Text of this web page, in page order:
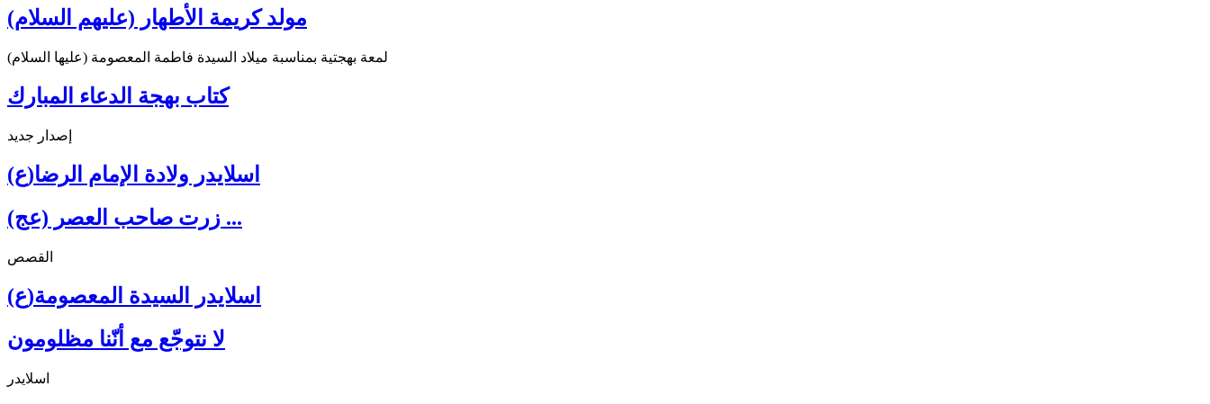
مولد كريمة الأطهار (عليهم السلام)
لمعة بهجتية بمناسبة ميلاد السيدة فاطمة المعصومة (عليها السلام)
كتاب بهجة الدعاء المبارك
إصدار جديد
اسلايدر ولادة الإمام الرضا(ع)
زرت صاحب العصر (عج) ...
القصص
اسلايدر السيدة المعصومة(ع)
لا نتوجّع مع أنّنا مظلومون
اسلايدر